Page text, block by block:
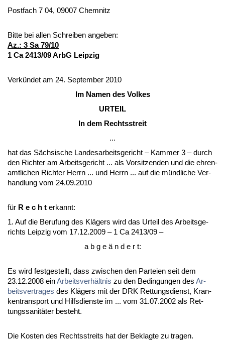
Post­fach 7 04, 09007 Chem­nitz
Bit­te bei al­len Schrei­ben an­ge­ben:
Az.: 3 Sa 79/10
1 Ca 2413/09 ArbG Leip­zig
Verkündet am 24. Sep­tem­ber 2010
Im Na­men des Vol­kes
UR­TEIL
In dem Rechts­streit
...
hat das Säch­si­sche Lan­des­ar­beits­ge­richt – Kam­mer 3 – durch
den Rich­ter am Ar­beits­ge­richt ... als Vor­sit­zen­den und die eh­ren­
amt­li­chen Rich­ter Herrn ... und Herrn ... auf die münd­li­che Ver­
hand­lung vom 24.09.2010
für R e c h t er­kannt:
1. Auf die Be­ru­fung des Klägers wird das Ur­teil des Ar­beits­ge­
richts Leip­zig vom 17.12.2009 – 1 Ca 2413/09 –
a b g e ä n d e r t:
Es wird fest­ge­stellt, dass zwi­schen den Par­tei­en seit dem
23.12.2008 einAr­beits­verhält­nis zu den Be­din­gun­gen des Ar­
beits­ver­tra­ges des Klägers mit der DRK Ret­tungs­dienst, Kran­
ken­trans­port und Hilfs­diens­te im ... vom 31.07.2002 als Ret­
tungs­sa­nitäter be­steht.
Die Kos­ten des Rechts­streits hat der Be­klag­te zu tra­gen.